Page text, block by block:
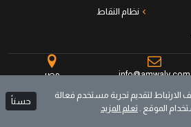
نظام النقاط
info@amwaly.com مصر
© أموالي منصة الناشرين
لتقديم تجربة مستخدم فعالة
الموقع . تعلم المزيد
حسناً